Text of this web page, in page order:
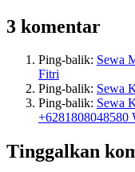
3 komentar
Ping-balik: Sewa
Fitri
Ping-balik: Sewa
Ping-balik: Sewa
+6281808048580
Tinggalkan